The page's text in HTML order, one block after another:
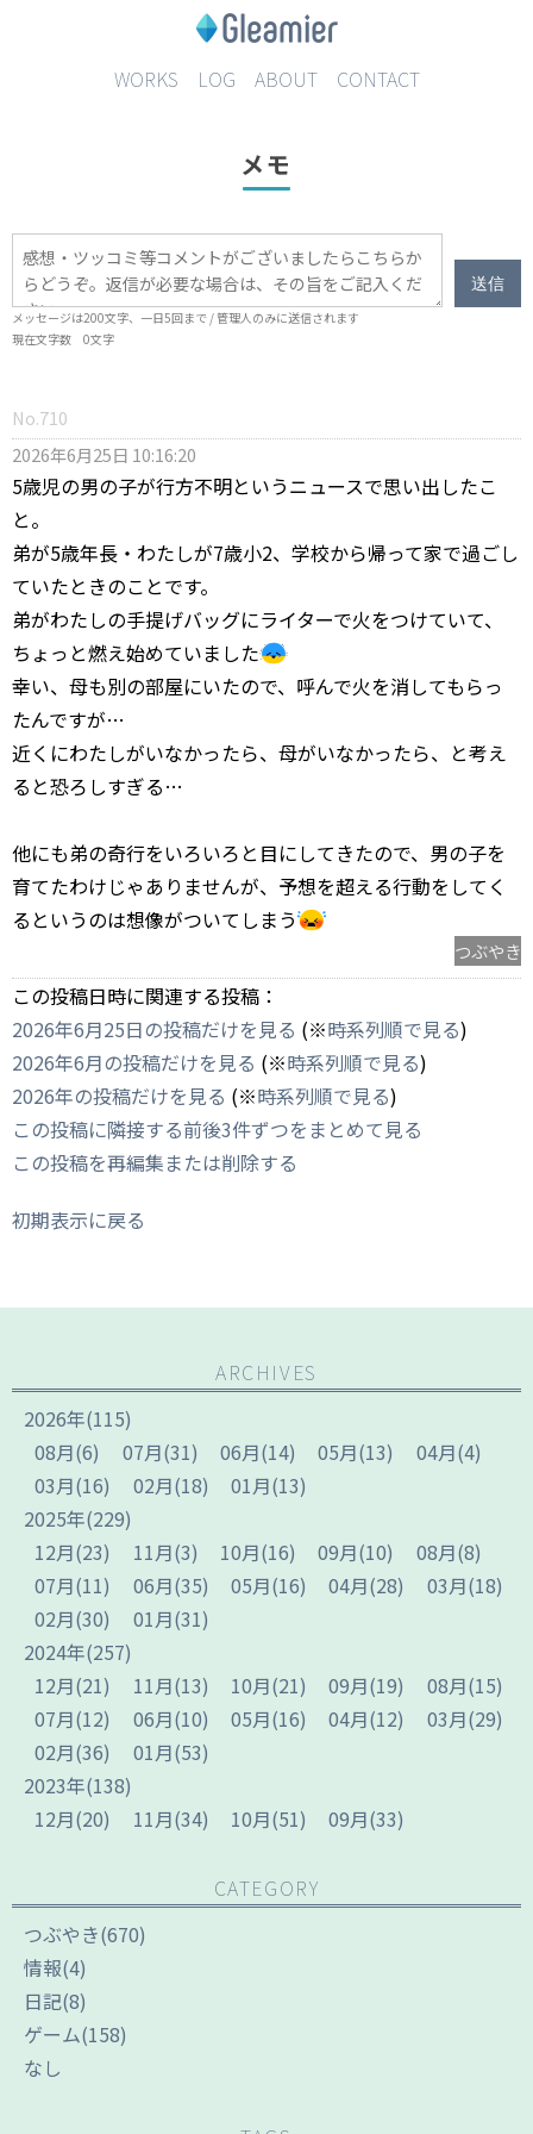
WORKS LOG ABOUT CONTACT
メモ
送信
メッセージは200文字、一日5回まで / 管理人のみに送信されます
現在文字数 0文字
No.710
2026年6月25日 10:16:20
5歳児の男の子が行方不明というニュースで思い出したこ
と。
弟が5歳年長・わたしが7歳小2、学校から帰って家で過ごし
ていたときのことです。
弟がわたしの手提げバッグにライターで火をつけていて、
ちょっと燃え始めていました
幸い、母も別の部屋にいたので、呼んで火を消してもらっ
たんですが…
近くにわたしがいなかったら、母がいなかったら、と考え
ると恐ろしすぎる…
他にも弟の奇行をいろいろと目にしてきたので、男の子を
育てたわけじゃありませんが、予想を超える行動をしてく
るというのは想像がついてしまう
つぶやき
この投稿日時に関連する投稿：
2026年6月25日の投稿だけを見る (※時系列順で見る)
2026年6月の投稿だけを見る (※時系列順で見る)
2026年の投稿だけを見る (※時系列順で見る)
この投稿に隣接する前後3件ずつをまとめて見る
この投稿を再編集または削除する
初期表示に戻る
ARCHIVES
2026年(115)
08月(6) 07月(31) 06月(14) 05月(13) 04月(4)
03月(16) 02月(18) 01月(13)
2025年(229)
12月(23) 11月(3) 10月(16) 09月(10) 08月(8)
07月(11) 06月(35) 05月(16) 04月(28) 03月(18)
02月(30) 01月(31)
2024年(257)
12月(21) 11月(13) 10月(21) 09月(19) 08月(15)
07月(12) 06月(10) 05月(16) 04月(12) 03月(29)
02月(36) 01月(53)
2023年(138)
12月(20) 11月(34) 10月(51) 09月(33)
CATEGORY
つぶやき(670)
情報(4)
日記(8)
ゲーム(158)
なし